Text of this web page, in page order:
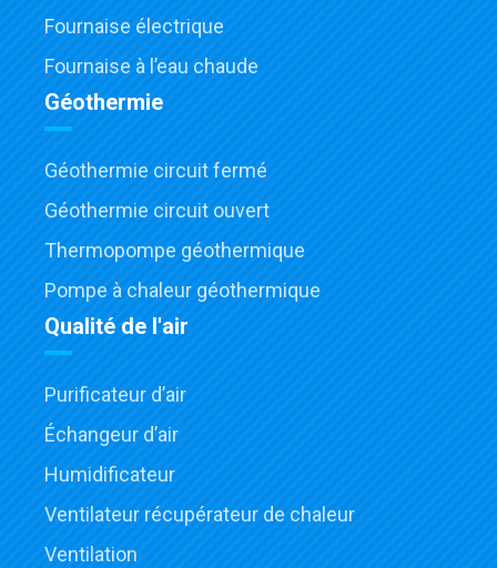
Fournaise électrique
Fournaise à l’eau chaude
Géothermie
Géothermie circuit fermé
Géothermie circuit ouvert
Thermopompe géothermique
Pompe à chaleur géothermique
Qualité de l'air
Purificateur d’air
Échangeur d’air
Humidificateur
Ventilateur récupérateur de chaleur
Ventilation